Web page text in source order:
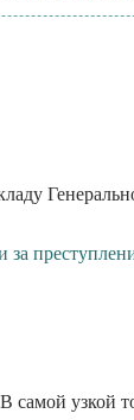
за
узкой